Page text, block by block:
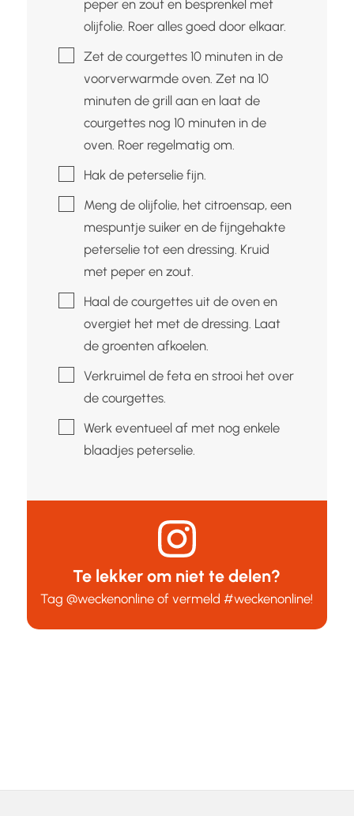
peper en zout en besprenkel met
olijfolie. Roer alles goed door elkaar.
▢
Zet de courgettes 10 minuten in de
voorverwarmde oven. Zet na 10
minuten de grill aan en laat de
courgettes nog 10 minuten in de
oven. Roer regelmatig om.
▢Hak de peterselie fijn.
▢Meng de olijfolie, het citroensap, een
mespuntje suiker en de fijngehakte
peterselie tot een dressing. Kruid
met peper en zout.
▢Haal de courgettes uit de oven en
overgiet het met de dressing. Laat
de groenten afkoelen.
▢Verkruimel de feta en strooi het over
de courgettes.
▢Werk eventueel af met nog enkele
blaadjes peterselie.
Te lekker om niet te delen?
Tag@weckenonline of vermeld#weckenonline!